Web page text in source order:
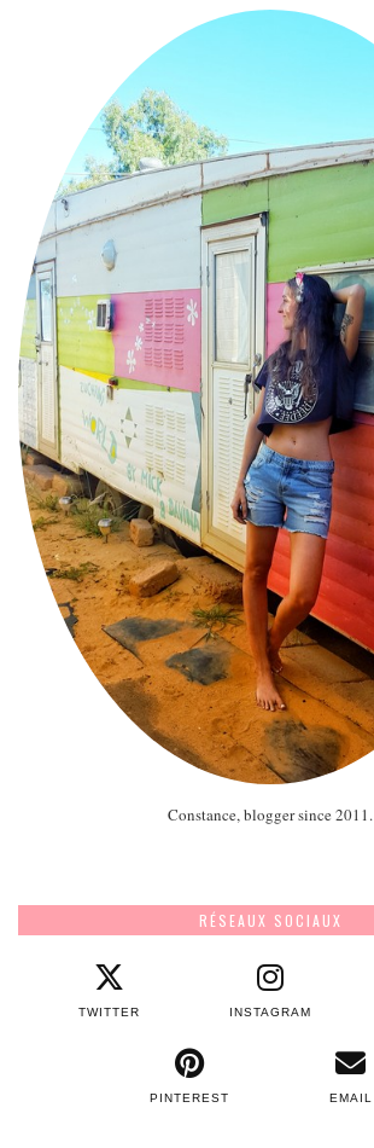
Constance, blogger since 2011.
RÉSEAUX SOCIAUX
TWITTER INSTAGRAM
PINTEREST EMAIL